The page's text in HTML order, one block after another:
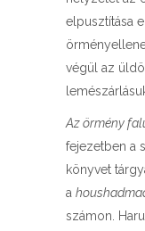
elpusztítása
végül az
Az örmény
fejezetben a
könyvet
a
számon.